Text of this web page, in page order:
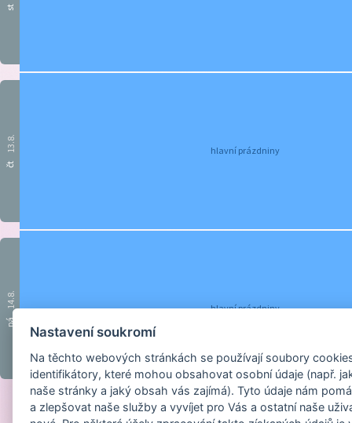
st
čt
13.8. hlavní prázdniny
pá
14.8. hlavní prázdniny
Provozováno na
Nastavení soukromí
Na těchto webových stránkách se používají soubory
identifikátory, které mohou obsahovat osobní údaje (např.
naše stránky a jaký obsah vás zajímá). Tyto údaje nám
a zlepšovat naše služby a vyvíjet pro Vás a ostatní naše